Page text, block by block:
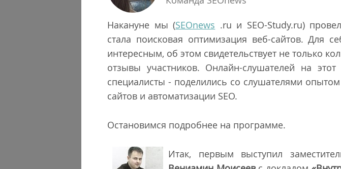
Накануне мы (SEOnews .ru и SEO-Study.ru)
стала поисковая оптимизация веб-сайтов. Для
интересным, об этом свидетельствует не только
отзывы участников. Онлайн-слушателей на
специалисты - поделились со слушателями
сайтов и автоматизации SEO.
Остановимся подробнее на программе.
Итак, первым выступил